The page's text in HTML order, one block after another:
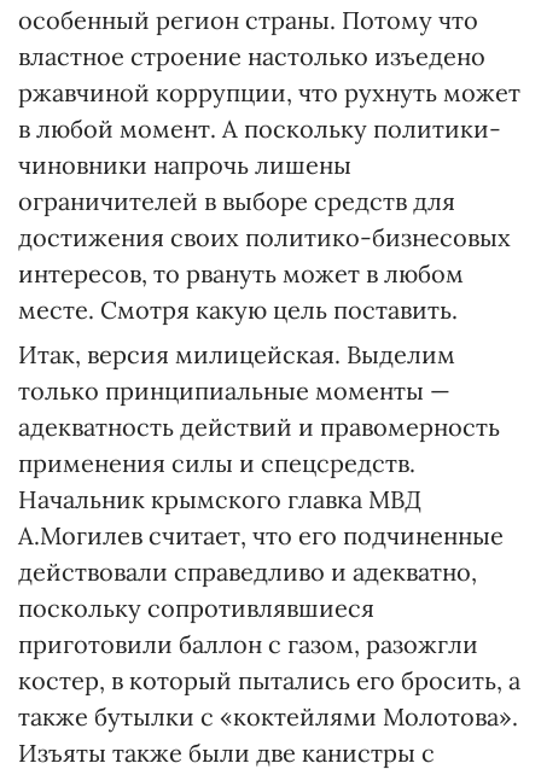
особенный регион страны. Потому что
властное строение настолько изъедено
ржавчиной коррупции, что рухнуть может
в любой момент. А поскольку политики-
чиновники напрочь лишены
ограничителей в выборе средств для
достижения своих политико-бизнесовых
интересов, то рвануть может в любом
месте. Смотря какую цель поставить.
Итак, версия милицейская. Выделим
только принципиальные моменты —
адекватность действий и правомерность
применения силы и спецсредств.
Начальник крымского главка МВД
А.Могилев считает, что его подчиненные
действовали справедливо и адекватно,
поскольку сопротивлявшиеся
приготовили баллон с газом, разожгли
костер, в который пытались его бросить, а
также бутылки с «коктейлями Молотова».
Изъяты также были две канистры с